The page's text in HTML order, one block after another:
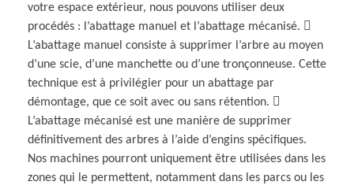
votre espace extérieur, nous pouvons utiliser deux
procédés : l’abattage manuel et l’abattage mécanisé. 
L’abattage manuel consiste à supprimer l’arbre au moyen
d’une scie, d’une manchette ou d’une tronçonneuse. Cette
technique est à privilégier pour un abattage par
démontage, que ce soit avec ou sans rétention. 
L’abattage mécanisé est une manière de supprimer
définitivement des arbres à l’aide d’engins spécifiques.
Nos machines pourront uniquement être utilisées dans les
zones qui le permettent, notamment dans les parcs ou les